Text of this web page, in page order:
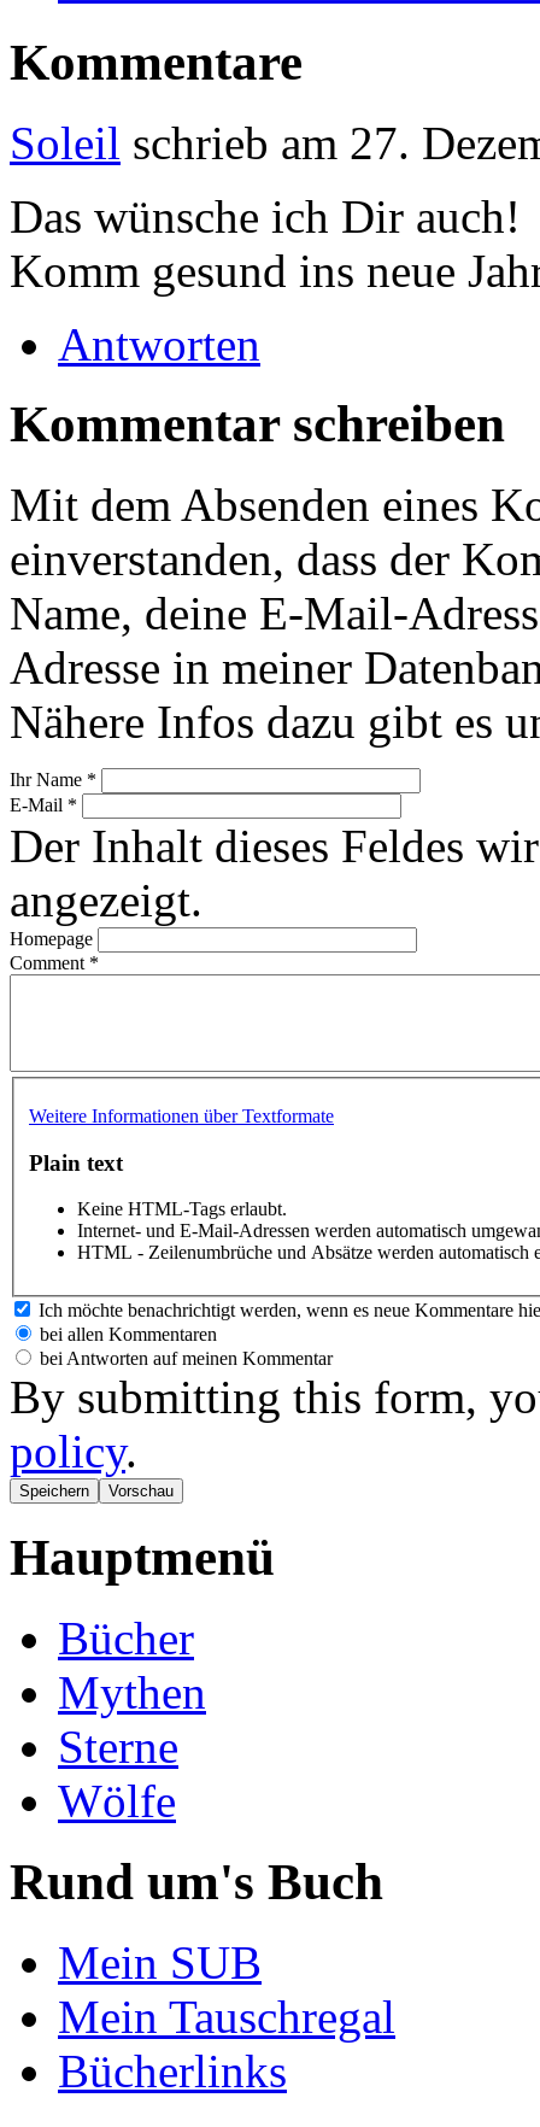
Kommentare
Soleil schrieb am 27.
Das wünsche ich Dir auch!
Komm gesund ins neue
Antworten
Kommentar schreiben
Mit dem Absenden eines
einverstanden, dass der
Name, deine E-Mail-
Adresse in meiner
Nähere Infos dazu gibt es
Ihr Name *
E-Mail *
Der Inhalt dieses Feldes
angezeigt.
Homepage
Comment *
Weitere Informationen über Textformate
Plain text
Keine HTML-Tags erlaubt.
Internet- und E-Mail-Adressen werden automatisch
HTML - Zeilenumbrüche und Absätze werden automatisch
Ich möchte benachrichtigt werden, wenn es neue Kommentare
bei allen Kommentaren
bei Antworten auf meinen Kommentar
By submitting this form,
policy.
Hauptmenü
Bücher
Mythen
Sterne
Wölfe
Rund um's Buch
Mein SUB
Mein Tauschregal
Bücherlinks